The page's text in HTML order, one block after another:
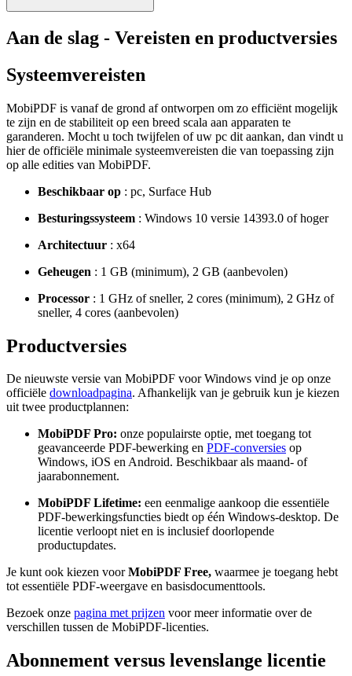
Aan de slag - Vereisten en productversies
Systeemvereisten
MobiPDF is vanaf de grond af ontworpen om zo efficiënt mogelijk
te zijn en de stabiliteit op een breed scala aan apparaten te
garanderen. Mocht u toch twijfelen of uw pc dit aankan, dan vindt u
hier de officiële minimale systeemvereisten die van toepassing zijn
op alle edities van MobiPDF.
Beschikbaar op : pc, Surface Hub
Besturingssysteem : Windows 10 versie 14393.0 of hoger
Architectuur : x64
Geheugen : 1 GB (minimum), 2 GB (aanbevolen)
Processor : 1 GHz of sneller, 2 cores (minimum), 2 GHz of
sneller, 4 cores (aanbevolen)
Productversies
De nieuwste versie van MobiPDF voor Windows vind je op onze
officiële downloadpagina. Afhankelijk van je gebruik kun je kiezen
uit twee productplannen:
MobiPDF Pro: onze populairste optie, met toegang tot
geavanceerde PDF-bewerking en PDF-conversies op
Windows, iOS en Android. Beschikbaar als maand- of
jaarabonnement.
MobiPDF Lifetime: een eenmalige aankoop die essentiële
PDF-bewerkingsfuncties biedt op één Windows-desktop. De
licentie verloopt niet en is inclusief doorlopende
productupdates.
Je kunt ook kiezen voorMobiPDF Free, waarmee je toegang hebt
tot essentiële PDF-weergave en basisdocumenttools.
Bezoek onze pagina met prijzen voor meer informatie over de
verschillen tussen de MobiPDF-licenties.
Abonnement versus levenslange licentie